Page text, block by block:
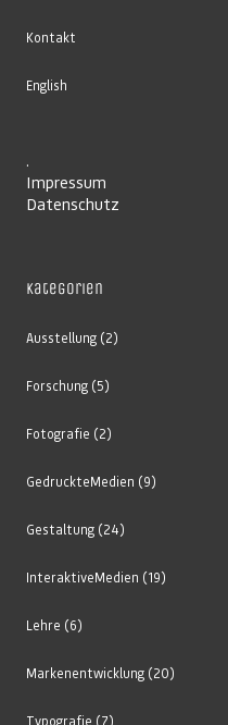
Kontakt
English
.
Impressum
Datenschutz
Kategorien
Ausstellung (2)
Forschung (5)
Fotografie (2)
GedruckteMedien (9)
Gestaltung (24)
InteraktiveMedien (19)
Lehre (6)
Markenentwicklung (20)
Typografie (7)